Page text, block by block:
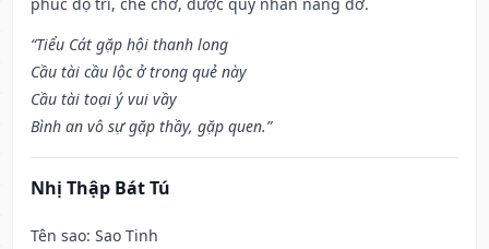
“Tiểu Cát gặp hội thanh long
Cầu tài cầu lộc ở trong quẻ này
Cầu tài toại ý vui vầy
Bình an vô sự gặp thầy, gặp quen.”
Nhị Thập Bát Tú
Tên sao: Sao Tinh